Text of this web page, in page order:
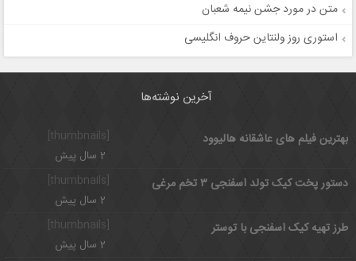
متن در مورد جشن نیمه شعبان
استوری روز ولنتاین حروف انگلیسی
آخرین نوشته‌ها
بهترین فیلم های عاشقانه هالیوود
2 سال پیش
[thumbnails]
دستور پخت کیک تولد اسفنجی ۳ تخم مرغی
2 سال پیش
طرز تهیه کیک اسفنجی با توستر
2 سال پیش